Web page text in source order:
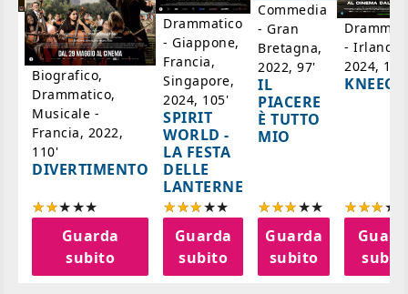
Biografico,
Drammatico,
Musicale -
Francia, 2022,
110'
DIVERTIMENTO
Guarda
subito
Drammatico
- Giappone,
Francia,
Singapore,
2024, 105'
SPIRIT
WORLD -
LA FESTA
DELLE
LANTERNE
Guarda
subito
Commedia
- Gran
Bretagna,
2022, 97'
IL
PIACERE
È TUTTO
MIO
Guarda
subito
- Irlanda,
2024,